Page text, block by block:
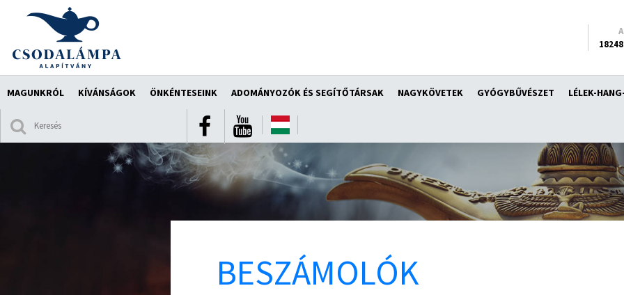
MAGUNKRÓL KÍVÁNSÁGOK ÖNKÉNTESEINK ADOMÁNYOZÓK ÉS SEGÍTŐTÁRSAK NAGYKÖVETEK GYÓGYBŰVÉSZET LÉLEK-
BESZÁMOLÓK